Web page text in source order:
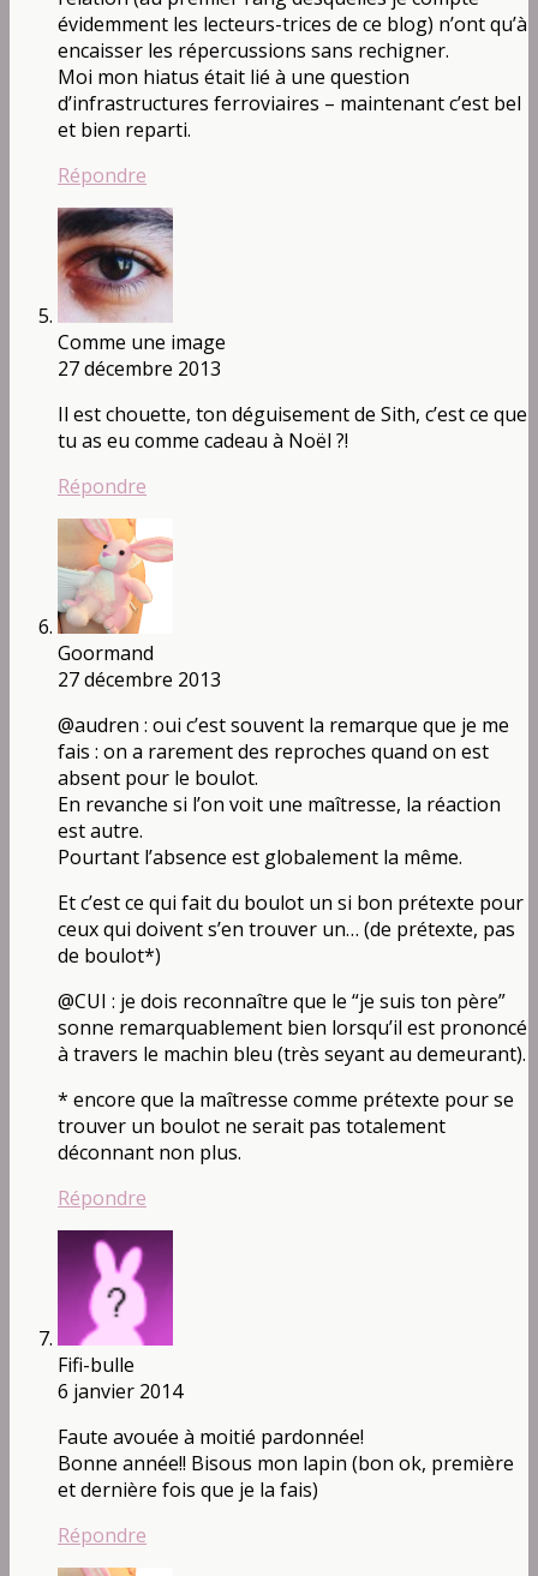
évidemment les lecteurs-trices de ce blog) n’ont qu’à
encaisser les répercussions sans rechigner.
Moi mon hiatus était lié à une question
d’infrastructures ferroviaires – maintenant c’est bel
et bien reparti.
Répondre
Comme une image
27 décembre 2013
Il est chouette, ton déguisement de Sith, c’est ce que
tu as eu comme cadeau à Noël ?!
Répondre
Goormand
27 décembre 2013
@audren : oui c’est souvent la remarque que je me
fais : on a rarement des reproches quand on est
absent pour le boulot.
En revanche si l’on voit une maîtresse, la réaction
est autre.
Pourtant l’absence est globalement la même.
Et c’est ce qui fait du boulot un si bon prétexte pour
ceux qui doivent s’en trouver un… (de prétexte, pas
de boulot*)
@CUI : je dois reconnaître que le “je suis ton père”
sonne remarquablement bien lorsqu’il est prononcé
à travers le machin bleu (très seyant au demeurant).
* encore que la maîtresse comme prétexte pour se
trouver un boulot ne serait pas totalement
déconnant non plus.
Répondre
Fifi-bulle
6 janvier 2014
Faute avouée à moitié pardonnée!
Bonne année!! Bisous mon lapin (bon ok, première
et dernière fois que je la fais)
Répondre